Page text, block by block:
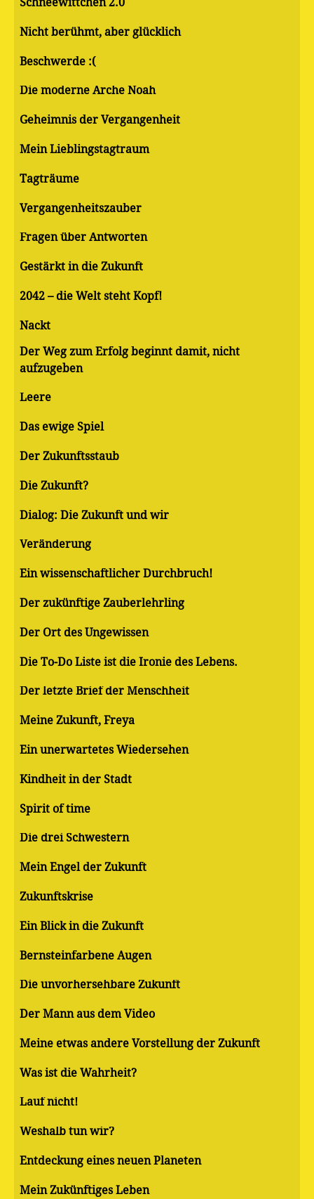
Nicht berühmt, aber glücklich
Beschwerde :(
Die moderne Arche Noah
Geheimnis der Vergangenheit
Mein Lieblingstagtraum
Tagträume
Vergangenheitszauber
Fragen über Antworten
Gestärkt in die Zukunft
2042 – die Welt steht Kopf!
Nackt
Der Weg zum Erfolg beginnt damit, nicht
aufzugeben
Leere
Das ewige Spiel
Der Zukunftsstaub
Die Zukunft?
Dialog: Die Zukunft und wir
Veränderung
Ein wissenschaftlicher Durchbruch!
Der zukünftige Zauberlehrling
Der Ort des Ungewissen
Die To-Do Liste ist die Ironie des Lebens.
Der letzte Brief der Menschheit
Meine Zukunft, Freya
Ein unerwartetes Wiedersehen
Kindheit in der Stadt
Spirit of time
Die drei Schwestern
Mein Engel der Zukunft
Zukunftskrise
Ein Blick in die Zukunft
Bernsteinfarbene Augen
Die unvorhersehbare Zukunft
Der Mann aus dem Video
Meine etwas andere Vorstellung der Zukunft
Was ist die Wahrheit?
Lauf nicht!
Weshalb tun wir?
Entdeckung eines neuen Planeten
Mein Zukünftiges Leben